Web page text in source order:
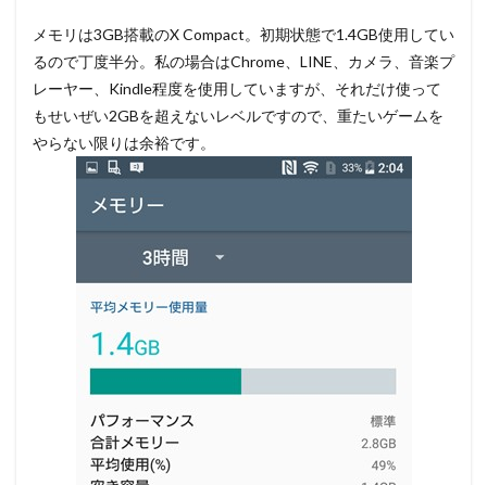
メモリは3GB搭載のX Compact。初期状態で1.4GB使用してい
るので丁度半分。私の場合はChrome、LINE、カメラ、音楽プ
レーヤー、Kindle程度を使用していますが、それだけ使って
もせいぜい2GBを超えないレベルですので、重たいゲームを
やらない限りは余裕です。